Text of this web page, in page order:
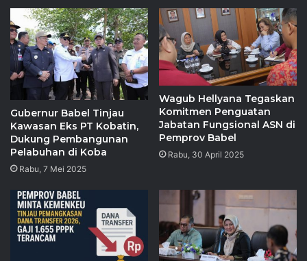
Gubernur Babel Tinjau
Kawasan Eks PT Kobatin,
Dukung Pembangunan
Pelabuhan di Koba
Rabu, 7 Mei 2025
Wagub Hellyana Tegaskan
Komitmen Penguatan
Jabatan Fungsional ASN di
Pemprov Babel
Rabu, 30 April 2025